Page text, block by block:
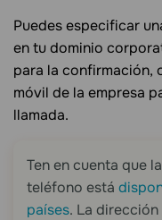
Puedes especificar
en tu dominio
para la confirmación,
móvil de la empresa
llamada.
Ten en cuenta que
teléfono está
países. La